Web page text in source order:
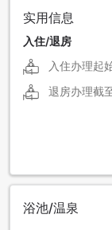
实用信息
入住/退房
入住办理起
退房办理截
浴池/温泉